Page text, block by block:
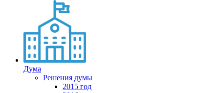
Дума
Решения думы
2015 год